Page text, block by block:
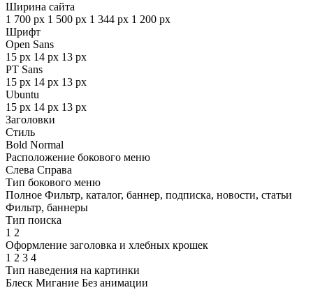
Ширина сайта
1 700 px 1 500 px 1 344 px 1 200 px
Шрифт
Open Sans
15 px 14 px 13 px
PT Sans
15 px 14 px 13 px
Ubuntu
15 px 14 px 13 px
Заголовки
Стиль
Bold Normal
Расположение бокового меню
Слева Справа
Тип бокового меню
Полное Фильтр, каталог, баннер, подписка, новости, статьи
Фильтр, баннеры
Тип поиска
1 2
Оформление заголовка и хлебных крошек
1 2 3 4
Тип наведения на картинки
Блеск Мигание Без анимации